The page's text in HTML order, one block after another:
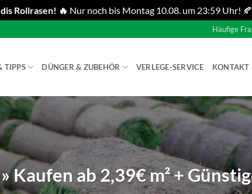
Rollrasen! 🔥 Nur noch bis Montag 10.08. um 23:59 Uhr! 🍂
Häufige
TIPPS DÜNGER & ZUBEHÖR VERLEGE-SERVICE KONTAKT
Kaufen ab 2,39€ m² +